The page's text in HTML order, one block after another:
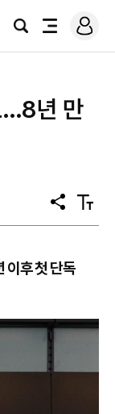
검
전
로
그
…8년 만
공
유
텍
스
후 첫 단독